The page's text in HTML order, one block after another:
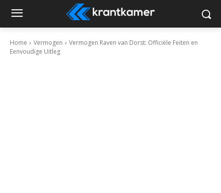
Home Vermogen
Vermogen Raven van Dorst: Officiële Feiten en
Eenvoudige Uitleg